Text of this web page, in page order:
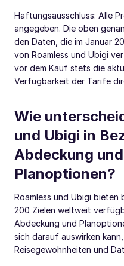
Haftungsausschluss: Alle
angegeben. Die oben
den Daten, die im Januar
von Roamless und Ubigi
vor dem Kauf stets die
Verfügbarkeit der Tarife
Wie
und Ubigi in
Abdeckung
Planoptionen?
Roamless und Ubigi bieten
200 Zielen weltweit
Abdeckung und
sich darauf auswirken
Reisegewohnheiten und